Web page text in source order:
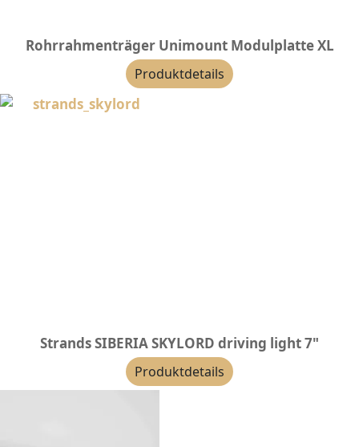
Rohrrahmenträger Unimount Modulplatte XL
Produktdetails
Strands SIBERIA SKYLORD driving light 7"
Produktdetails